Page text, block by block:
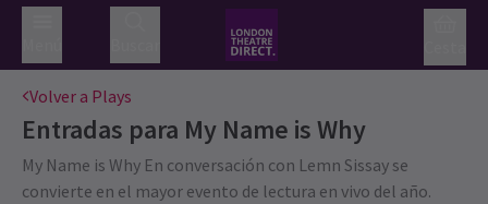
Volver a Plays
Entradas para My Name is Why
My Name is Why En conversación con Lemn Sissay se
convierte en el mayor evento de lectura en vivo del año.